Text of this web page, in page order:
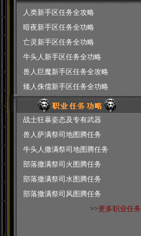
人类新手区任务全攻略
暗夜新手区任务全功略
亡灵新手区任务全功略
牛头人新手区任务全功略
兽人巨魔新手区任务全攻略
矮人侏儒新手区任务全功略
战士狂暴姿态及专有武器
兽人萨满祭司地图腾任务
牛头人撒满祭司地图腾任务
部落撒满祭司火图腾任务
部落撒满祭司水图腾任务
部落撒满祭司风图腾任务
>>更多职业任务